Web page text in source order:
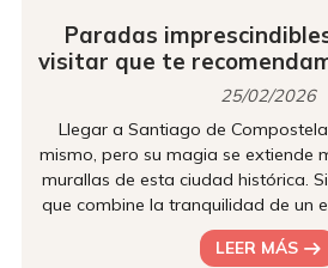
Paradas
visitar que te
Castro
25/02/2026
Llegar a Santiago de
mismo, pero su magia se extiende
murallas de esta ciudad histórica.
que combine la tranquilidad de un
cercanía a la cultura, Hotel Castro
Estamos a solo 4-5 km del
LEER MÁS